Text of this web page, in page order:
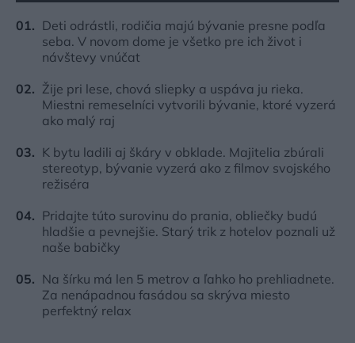
Deti odrástli, rodičia majú bývanie presne podľa
seba. V novom dome je všetko pre ich život i
návštevy vnúčat
Žije pri lese, chová sliepky a uspáva ju rieka.
Miestni remeselníci vytvorili bývanie, ktoré vyzerá
ako malý raj
K bytu ladili aj škáry v obklade. Majitelia zbúrali
stereotyp, bývanie vyzerá ako z filmov svojského
režiséra
Pridajte túto surovinu do prania, obliečky budú
hladšie a pevnejšie. Starý trik z hotelov poznali už
naše babičky
Na šírku má len 5 metrov a ľahko ho prehliadnete.
Za nenápadnou fasádou sa skrýva miesto
perfektný relax